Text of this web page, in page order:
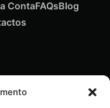
ContaFAQsBlog